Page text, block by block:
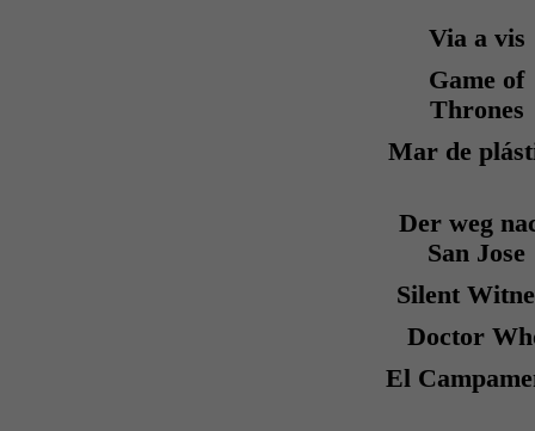
Via a vis
Game of
Thrones
Mar de
Der weg
San Jose
Silent
Doctor
El